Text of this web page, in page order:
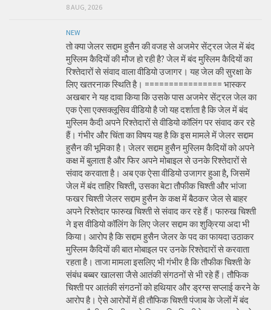
8 AUG, 2026
NEW
तो क्या जेलर सद्दाम हुसैन की वजह से अजमेर सेंट्रल जेल में बंद
मुस्लिम कैदियों की मौज हो रही है? जेल में बंद मुस्लिम कैदियों का
रिश्तेदारों से संवाद वाला वीडियो उजागर। यह जेल की सुरक्षा के
लिए खतरनाक स्थिति है। ================ भास्कर
अखबार ने यह दावा किया कि उसके पास अजमेर सेंट्रल जेल का
एक ऐसा एक्सक्लूसिव वीडियो है जो यह दर्शाता है कि जेल में बंद
मुस्लिम कैदी अपने रिश्तेदारों से वीडियो कॉलिंग पर संवाद कर रहे
हैं। गंभीर और चिंता का विषय यह है कि इस मामले में जेलर सद्दाम
हुसैन की भूमिका है। जेलर सद्दाम हुसैन मुस्लिम कैदियों को अपने
कक्ष में बुलाता है और फिर अपने मोबाइल से उनके रिश्तेदारों से
संवाद करवाता है। अब एक ऐसा वीडियो उजागर हुआ है, जिसमें
जेल में बंद ताहिर चिश्ती, उसका बेटा तौफीक चिश्ती और भांजा
फखर चिश्ती जेलर सद्दाम हुसैन के कक्ष में बैठकर जेल से बाहर
अपने रिश्तेदार फारुख चिश्ती से संवाद कर रहे हैं। फारुख चिश्ती
ने इस वीडियो कॉलिंग के लिए जेलर सद्दाम का शुक्रिया अदा भी
किया। आरोप है कि सद्दाम हुसैन जेलर के पद का फायदा उठाकर
मुस्लिम कैदियों की बात मोबाइल पर उनके रिश्तेदारों से करवाता
रहता है। ताजा मामला इसलिए भी गंभीर है कि तौफीक चिश्ती के
संबंध बब्बर खालसा जैसे आतंकी संगठनों से भी रहे हैं। तौफिक
चिश्ती पर आतंकी संगठनों को हथियार और ड्रग्स सप्लाई करने के
आरोप है। ऐसे आरोपों में ही तौफिक चिश्ती पंजाब के जेलों में बंद